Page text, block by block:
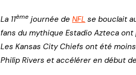
La 11ème journée de NFL se bouclait
fans du mythique Estadio Azteca
Les Kansas City Chiefs ont été
Philip Rivers et accélérer en début